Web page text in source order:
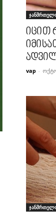
იცით
vap -